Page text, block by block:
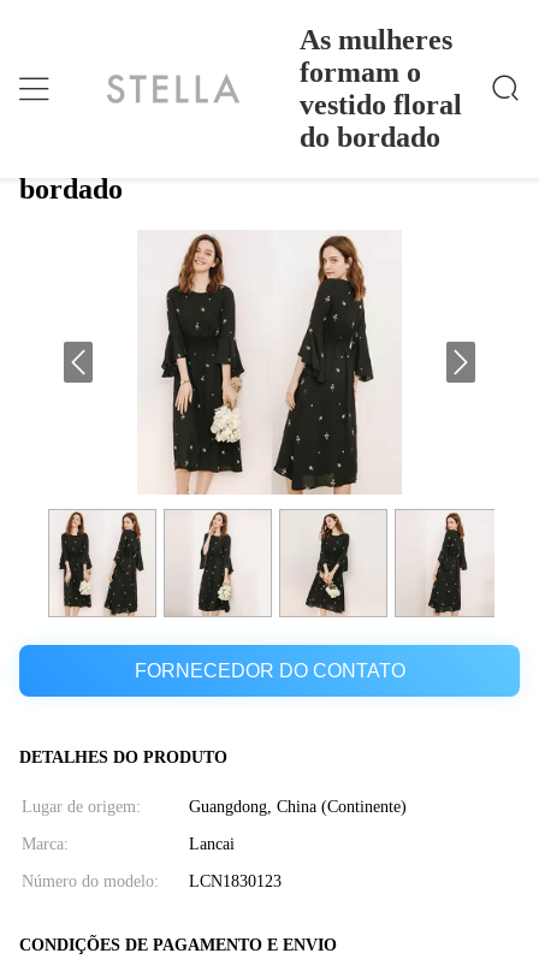
As mulheres
formam o
vestido floral
do bordado
Casa> Products> As Mulheres Formam O Vestido Floral Do Bordado
As mulheres formam o vestido floral do
bordado
FORNECEDOR DO CONTATO
DETALHES DO PRODUTO
Lugar de origem: Guangdong, China (Continente)
Marca: Lancai
Número do modelo: LCN1830123
CONDIÇÕES DE PAGAMENTO E ENVIO